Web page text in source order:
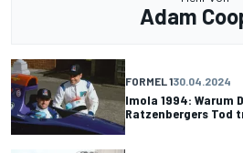
Adam
FORMEL 130.04.2024
Imola 1994: Warum
Ratzenbergers Tod